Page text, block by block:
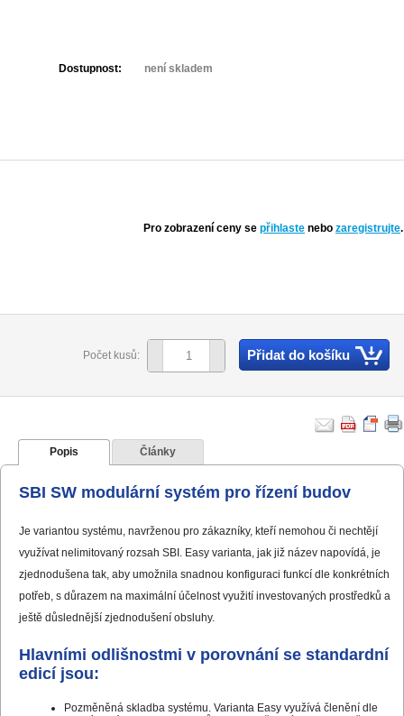
Dostupnost: není skladem
Pro zobrazení ceny se přihlaste nebo zaregistrujte.
Počet kusů: Přidat do košíku
Popis Články
SBI SW modulární systém pro řízení budov
Je variantou systému, navrženou pro zákazníky, kteří nemohou či nechtějí
využívat nelimitovaný rozsah SBI. Easy varianta, jak již název napovídá, je
zjednodušena tak, aby umožnila snadnou konfiguraci funkcí dle konkrétních
potřeb, s důrazem na maximální účelnost využití investovaných prostředků a
ještě důslednější zjednodušení obsluhy.
Hlavními odlišnostmi v porovnání se standardní
edicí jsou:
Pozměněná skladba systému. Varianta Easy využívá členění dle